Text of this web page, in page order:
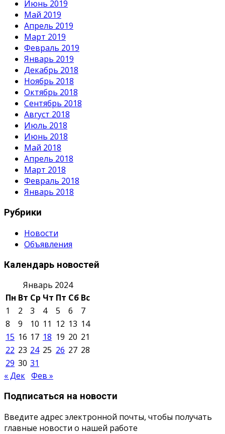
Июнь 2019
Май 2019
Апрель 2019
Март 2019
Февраль 2019
Январь 2019
Декабрь 2018
Ноябрь 2018
Октябрь 2018
Сентябрь 2018
Август 2018
Июль 2018
Июнь 2018
Май 2018
Апрель 2018
Март 2018
Февраль 2018
Январь 2018
Рубрики
Новости
Объявления
Календарь новостей
Январь 2024
Пн Вт Ср Чт Пт Сб Вс
1
2 3 4 5 6
7
8
9 10 11 12 13 14
15 16 17 18 19 20 21
22 23 24 25 26 27 28
29 30 31
« Дек Фев »
Подписаться на новости
Введите адрес электронной почты, чтобы получать
главные новости о нашей работе